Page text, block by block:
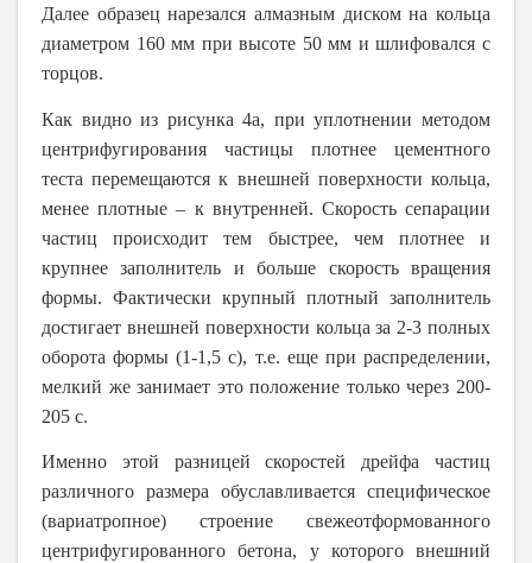
Далее образец нарезался алмазным диском на кольца
диаметром 160 мм при высоте 50 мм и шлифовался с
торцов.
Как видно из рисунка 4а, при уплотнении методом
центрифугирования частицы плотнее цементного
теста перемещаются к внешней поверхности кольца,
менее плотные – к внутренней. Скорость сепарации
частиц происходит тем быстрее, чем плотнее и
крупнее заполнитель и больше скорость вращения
формы. Фактически крупный плотный заполнитель
достигает внешней поверхности кольца за 2-3 полных
оборота формы (1-1,5c), т.е. еще при распределении,
мелкий же занимает это положение только через 200-
205 с.
Именно этой разницей скоростей дрейфа частиц
различного размера обуславливается специфическое
(вариатропное) строение свежеотформованного
центрифугированного бетона, у которого внешний